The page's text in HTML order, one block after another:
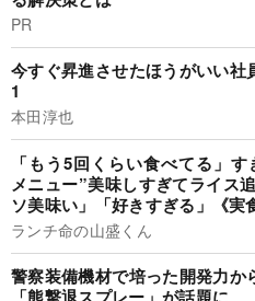
PR
今すぐ昇進させたほうがいい社
1
本田淳也
「もう5回くらい食べてる」
メニュー”美味しすぎてライス
ソ美味い」「好きすぎる」《実
ランチ命の山盛くん
警察装備機材で培った開発力か